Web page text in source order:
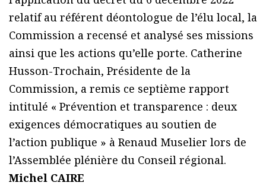
relatif au référent déontologue de l’élu local, la
Commission a recensé et analysé ses missions
ainsi que les actions qu’elle porte. Catherine
Husson-Trochain, Présidente de la
Commission, a remis ce septième rapport
intitulé « Prévention et transparence : deux
exigences démocratiques au soutien de
l’action publique » à Renaud Muselier lors de
l’Assemblée plénière du Conseil régional.
Michel CAIRE